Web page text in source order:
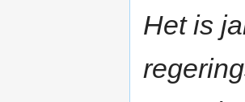
Het is